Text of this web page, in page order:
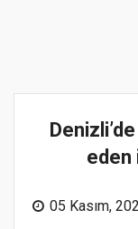
eden
05 Kasım,